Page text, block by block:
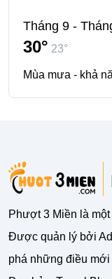
Tháng 9 -
30° 23°
Mùa mưa - khả
Phượt 3 Miền là
Được quản lý bởi
phá những điều